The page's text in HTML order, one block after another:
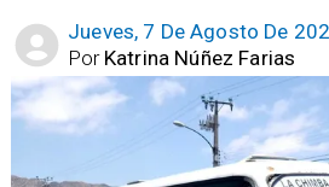
Jueves, 7 De Agosto De
Katrina Núñez Farias
Por